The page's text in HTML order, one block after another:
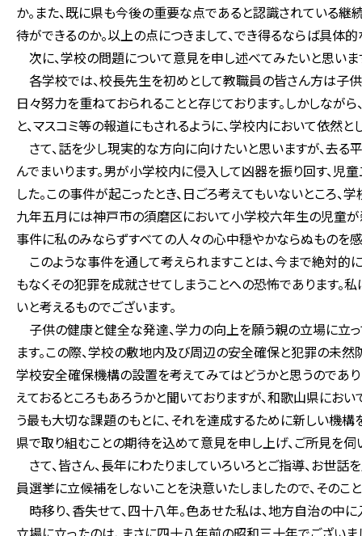
か。また、既に県も今後の重要な点であると認識されている
待ができるのか。以上の点につきまして、でき得るならば具体
次に、学校の問題について意見を申し述べてみたいと思いま
各学校では、校長先生を初めとして教職員の皆さん方は
日々努力を重ねておられることと存じております。しかしな
と、マスコミ等の報道にもされるように、学校内において依然
さて、話を少し現実的な方向に向けたいと思いますが、去
んでまいります。男が小学校内に侵入して凶器を振り回す、
した。この事件が起こったとき、日ごろ考えてもいないところ
九年五月には神戸市の須磨区において小学校六年生の児童
事件に私のみならずすべての人々の心中穏やかならぬものを
このような事件を通して考えられますことは、今まで絶対
もなくその犯罪を成就させてしまうことへの恐怖であります。
いと考えるものでございます。
子供の健康と健全な発達、学力の向上を願う親の立場に立
ます。この際、学校の敷地内及び周辺の安全確保と犯罪の未
学校安全確保機構の設置を考えてみてはどうかと思うのであ
えておるところもあろうかと聞いておりますが、和歌山県に
う最も大切な課題のもとに、それを達成するために新しい機
県で取り組むことの期待を込めて意見を申し上げ、ご所見を伺
さて、皆さん、長年にわたりましていろいろとご指導、お世
員選挙に立候補をしないことを決意いたしましたので、そのこ
時移り、香失せて、四十八年。色あせた私は、地方自治の